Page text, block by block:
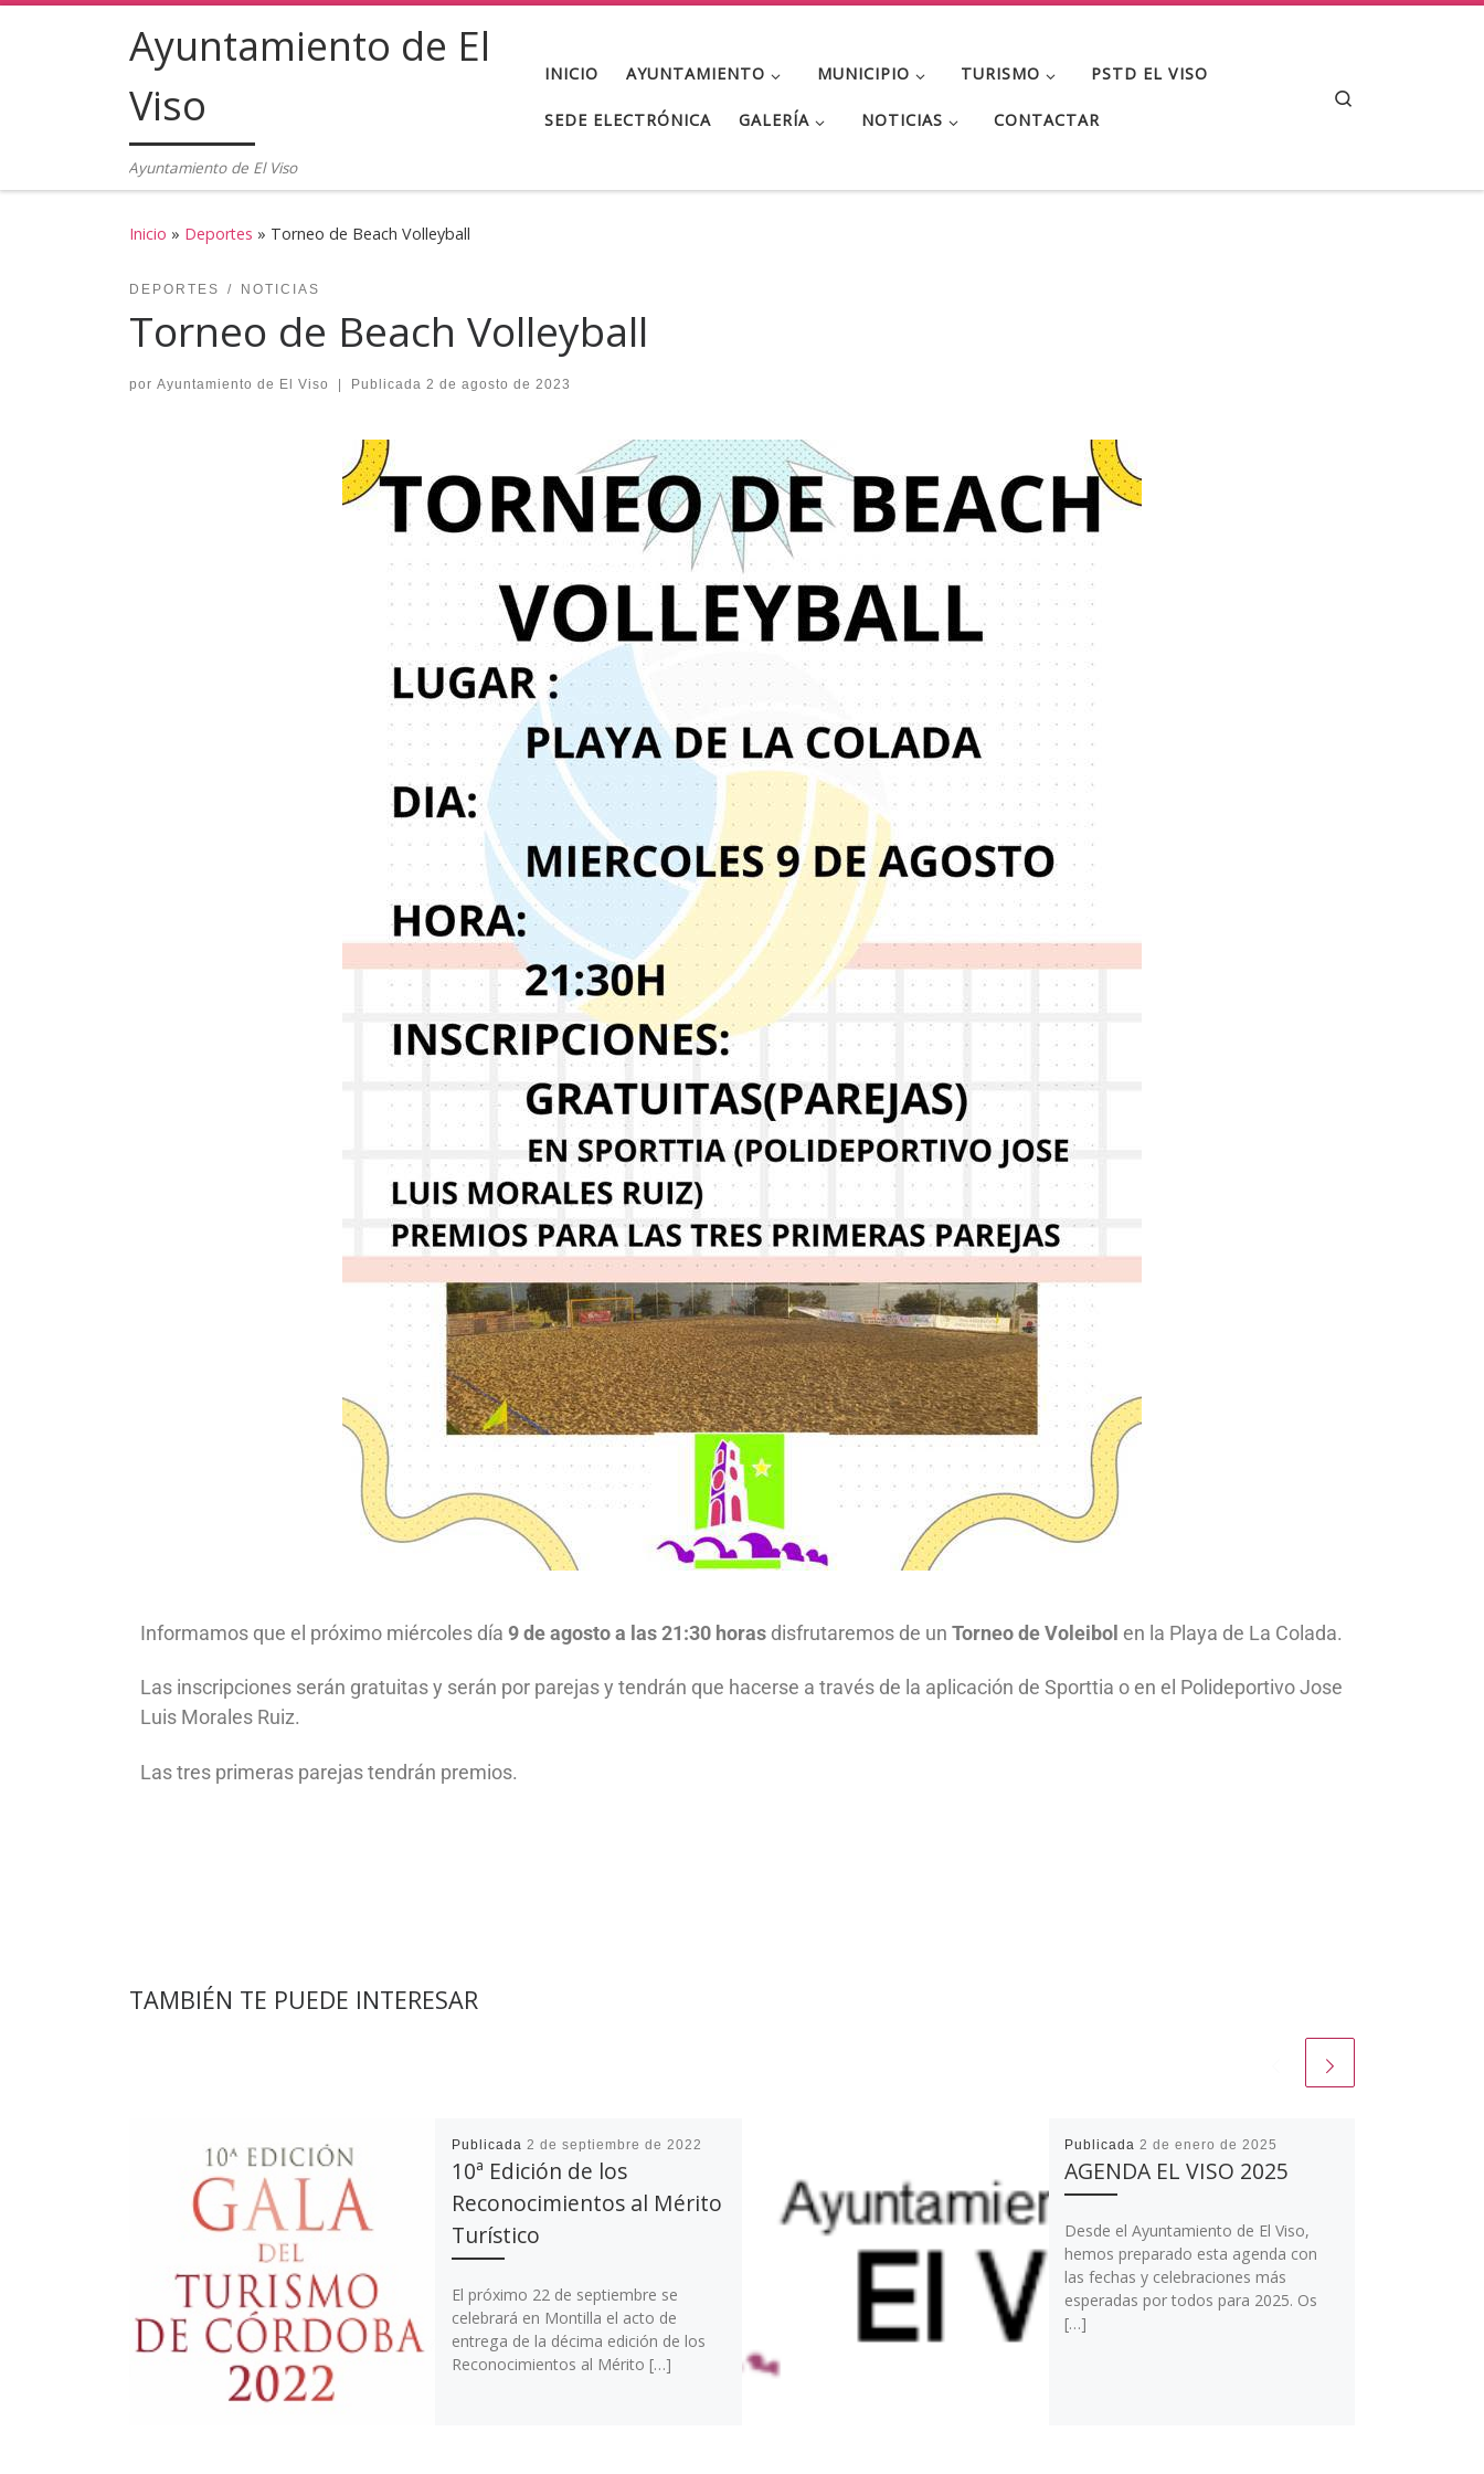
Saltar al contenidoAyuntamiento de El
Viso
Ayuntamiento de El Viso
INICIO AYUNTAMIENTO MUNICIPIO TURISMO PSTD EL VISO
SEDE ELECTRÓNICA GALERÍA NOTICIAS CONTACTAR
Inicio » Deportes » Torneo de Beach Volleyball
DEPORTES NOTICIAS
Torneo de Beach Volleyball
por Ayuntamiento de El Viso Publicada 2 de agosto de 2023
Informamos que el próximo miércoles día 9 de agosto a las 21:30 horas disfrutaremos de un Torneo de Voleibol en la Playa de La Colada.
Las inscripciones serán gratuitas y serán por parejas y tendrán que hacerse a través de la aplicación de Sporttia o en el Polideportivo Jose
Luis Morales Ruiz.
Las tres primeras parejas tendrán premios.
TAMBIÉN TE PUEDE INTERESAR
Publicada 2 de septiembre de 2022
10ª Edición de los
Reconocimientos al Mérito
Turístico
El próximo 22 de septiembre se
celebrará en Montilla el acto de
entrega de la décima edición de los
Reconocimientos al Mérito […]
Publicada 2 de enero de 2025
AGENDA EL VISO 2025
Desde el Ayuntamiento de El Viso,
hemos preparado esta agenda con
las fechas y celebraciones más
esperadas por todos para 2025. Os
[…]